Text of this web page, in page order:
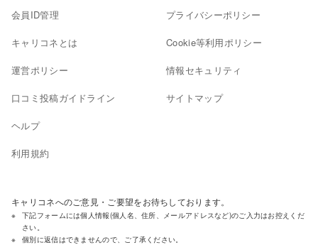
会員ID管理
キャリコネとは
運営ポリシー
口コミ投稿ガイドライン
ヘルプ
利用規約
プライバシーポリシー
Cookie等利用ポリシー
情報セキュリティ
サイトマップ
キャリコネへのご意見・ご要望をお待ちしております。
下記フォームには個人情報(個人名、住所、メールアドレスなど)のご入力はお控えくだ
さい。
個別に返信はできませんので、ご了承ください。